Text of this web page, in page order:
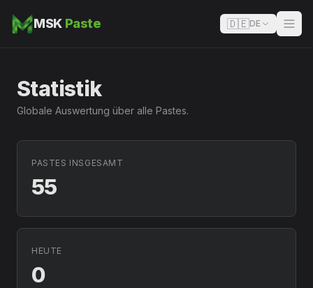
MSK Paste 🇩🇪DE
Statistik
Globale Auswertung über alle Pastes.
PASTES INSGESAMT
55
HEUTE
0